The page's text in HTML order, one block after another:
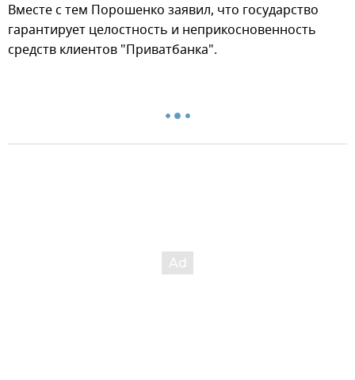
Вместе с тем Порошенко заявил, что государство
гарантирует целостность и неприкосновенность
средств клиентов "Приватбанка".